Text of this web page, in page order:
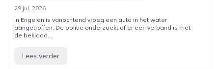
29 jul. 2026
In Engelen is vanochtend vroeg een auto in het water
aangetroffen. De politie onderzoekt of er een verband is met
de bekladd...
Lees verder